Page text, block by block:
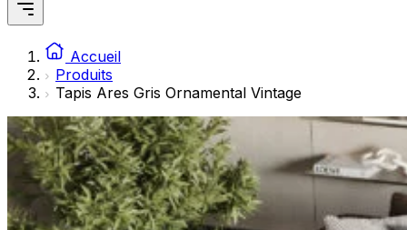
Accueil
Produits
Tapis Ares Gris Ornamental Vintage
Les cookies marketing sont utilisés pour suivre les
engageantes pour l'utilisateur individuel et, par
Les cookies non classés sont des cookies qui sont en